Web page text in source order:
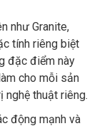
như Granite,
tính riêng biệt
đặc điểm này
cho mỗi sản
nghệ thuật riêng.
động mạnh và